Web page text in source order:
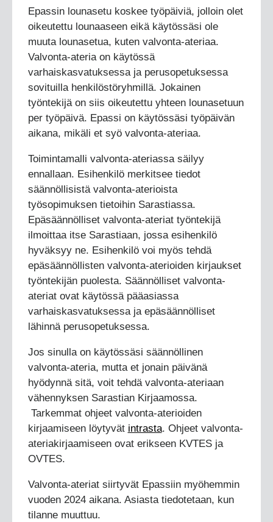
Epassin lounasetu koskee työpäiviä, jolloin olet
oikeutettu lounaaseen eikä käytössäsi ole
muuta lounasetua, kuten valvonta-ateriaa.
Valvonta-ateria on käytössä
varhaiskasvatuksessa ja perusopetuksessa
sovituilla henkilöstöryhmillä. Jokainen
työntekijä on siis oikeutettu yhteen lounasetuun
per työpäivä. Epassi on käytössäsi työpäivän
aikana, mikäli et syö valvonta-ateriaa.
Toimintamalli valvonta-ateriassa säilyy
ennallaan. Esihenkilö merkitsee tiedot
säännöllisistä valvonta-aterioista
työsopimuksen tietoihin Sarastiassa.
Epäsäännölliset valvonta-ateriat työntekijä
ilmoittaa itse Sarastiaan, jossa esihenkilö
hyväksyy ne. Esihenkilö voi myös tehdä
epäsäännöllisten valvonta-aterioiden kirjaukset
työntekijän puolesta. Säännölliset valvonta-
ateriat ovat käytössä pääasiassa
varhaiskasvatuksessa ja epäsäännölliset
lähinnä perusopetuksessa.
Jos sinulla on käytössäsi säännöllinen
valvonta-ateria, mutta et jonain päivänä
hyödynnä sitä, voit tehdä valvonta-ateriaan
vähennyksen Sarastian Kirjaamossa.
Tarkemmat ohjeet valvonta-aterioiden
kirjaamiseen löytyvät intrasta. Ohjeet valvonta-
ateriakirjaamiseen ovat erikseen KVTES ja
OVTES.
Valvonta-ateriat siirtyvät Epassiin myöhemmin
vuoden 2024 aikana. Asiasta tiedotetaan, kun
tilanne muuttuu.